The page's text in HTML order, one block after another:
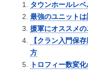
タウンホールレ
最強のユニット
援軍にオススメの
【クラン入門保
方
トロフィー数変